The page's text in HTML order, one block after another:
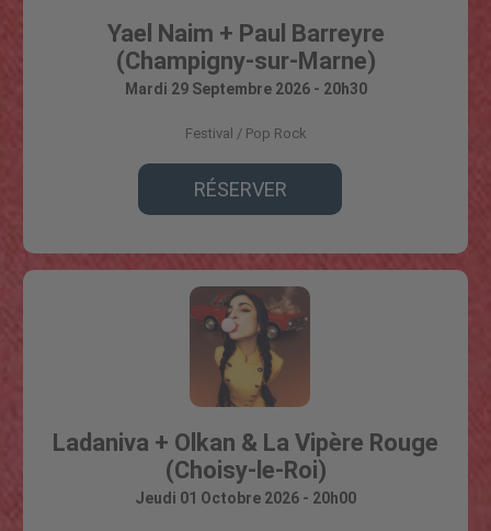
Yael Naim + Paul Barreyre
(Champigny-sur-Marne)
Mardi 29 Septembre 2026 - 20h30
Festival Pop Rock
RÉSERVER
Ladaniva + Olkan & La Vipère Rouge
(Choisy-le-Roi)
Jeudi 01 Octobre 2026 - 20h00